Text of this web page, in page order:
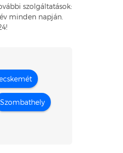
szolgáltatások:
minden napján.
Szombathely